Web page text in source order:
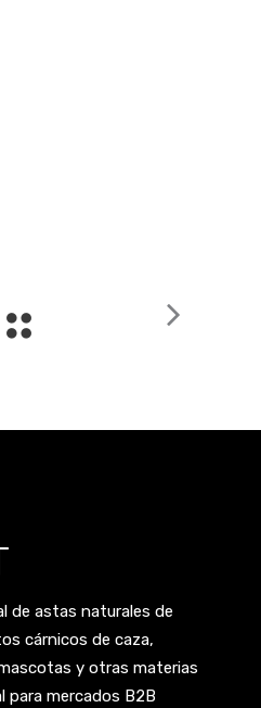
de astas naturales de
cárnicos de caza,
y otras materias
para mercados B2B